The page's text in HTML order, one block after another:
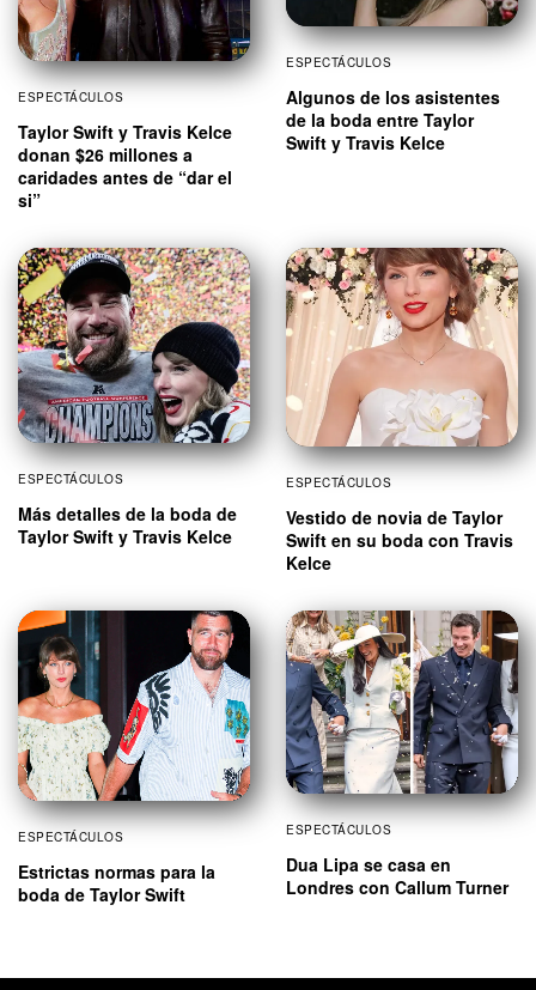
ESPECTÁCULOS
Taylor Swift y Travis Kelce
donan $26 millones a
caridades antes de “dar el
si”
ESPECTÁCULOS
Algunos de los asistentes
de la boda entre Taylor
Swift y Travis Kelce
ESPECTÁCULOS
Más detalles de la boda de
Taylor Swift y Travis Kelce
ESPECTÁCULOS
Vestido de novia de Taylor
Swift en su boda con Travis
Kelce
ESPECTÁCULOS
Estrictas normas para la
boda de Taylor Swift
ESPECTÁCULOS
Dua Lipa se casa en
Londres con Callum Turner